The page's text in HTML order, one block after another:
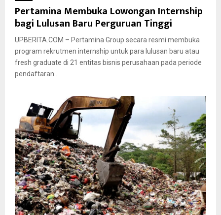
Pertamina Membuka Lowongan Internship
bagi Lulusan Baru Perguruan Tinggi
UPBERITA.COM – Pertamina Group secara resmi membuka
program rekrutmen internship untuk para lulusan baru atau
fresh graduate di 21 entitas bisnis perusahaan pada periode
pendaftaran...